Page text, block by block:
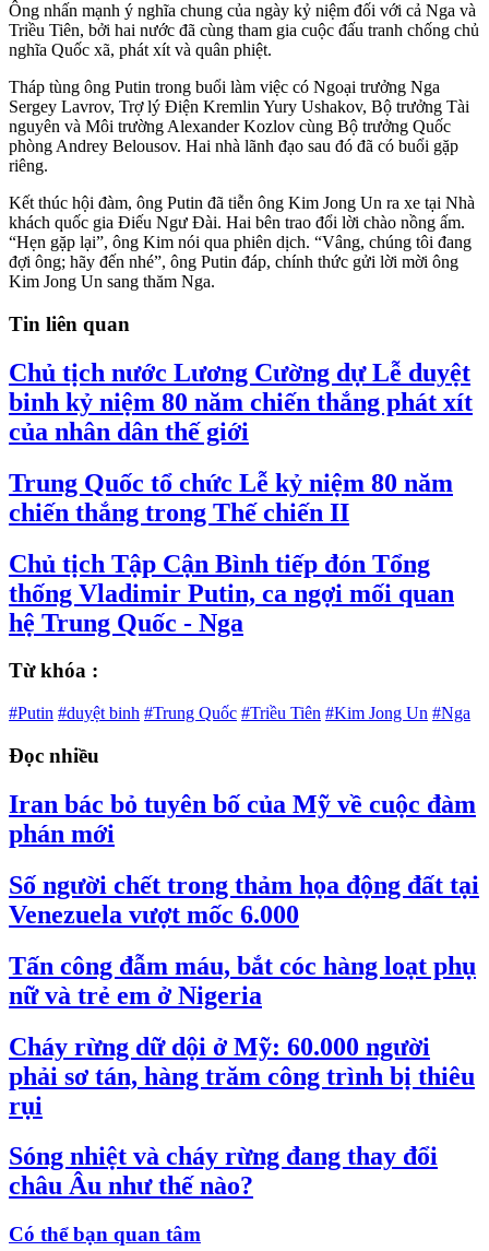
Ông nhấn mạnh ý nghĩa chung của ngày kỷ niệm đối với cả Nga và
Triều Tiên, bởi hai nước đã cùng tham gia cuộc đấu tranh chống chủ
nghĩa Quốc xã, phát xít và quân phiệt.
Tháp tùng ông Putin trong buổi làm việc có Ngoại trưởng Nga
Sergey Lavrov, Trợ lý Điện Kremlin Yury Ushakov, Bộ trưởng Tài
nguyên và Môi trường Alexander Kozlov cùng Bộ trưởng Quốc
phòng Andrey Belousov. Hai nhà lãnh đạo sau đó đã có buổi gặp
riêng.
Kết thúc hội đàm, ông Putin đã tiễn ông Kim Jong Un ra xe tại Nhà
khách quốc gia Điếu Ngư Đài. Hai bên trao đổi lời chào nồng ấm.
“Hẹn gặp lại”, ông Kim nói qua phiên dịch. “Vâng, chúng tôi đang
đợi ông; hãy đến nhé”, ông Putin đáp, chính thức gửi lời mời ông
Kim Jong Un sang thăm Nga.
Tin liên quan
Chủ tịch nước Lương Cường dự Lễ duyệt
binh kỷ niệm 80 năm chiến thắng phát xít
của nhân dân thế giới
Trung Quốc tổ chức Lễ kỷ niệm 80 năm
chiến thắng trong Thế chiến II
Chủ tịch Tập Cận Bình tiếp đón Tổng
thống Vladimir Putin, ca ngợi mối quan
hệ Trung Quốc - Nga
Từ khóa :
#Putin #duyệt binh #Trung Quốc #Triều Tiên #Kim Jong Un #Nga
Đọc nhiều
Iran bác bỏ tuyên bố của Mỹ về cuộc đàm
phán mới
Số người chết trong thảm họa động đất tại
Venezuela vượt mốc 6.000
Tấn công đẫm máu, bắt cóc hàng loạt phụ
nữ và trẻ em ở Nigeria
Cháy rừng dữ dội ở Mỹ: 60.000 người
phải sơ tán, hàng trăm công trình bị thiêu
rụi
Sóng nhiệt và cháy rừng đang thay đổi
châu Âu như thế nào?
Có thể bạn quan tâm